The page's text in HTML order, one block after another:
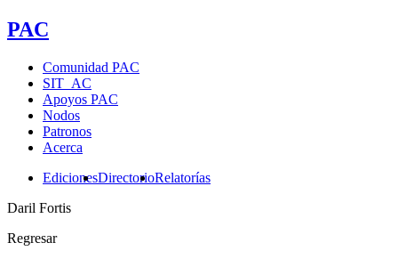
PAC
Comunidad PAC
SIT_AC
Apoyos PAC
Nodos
Patronos
Acerca
EdicionesDirectorioRelatorías
Daril Fortis
Regresar